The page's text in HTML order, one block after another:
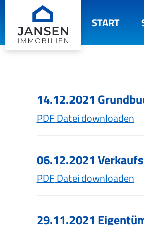
START
14.12.2021
PDF Datei downloaden
06.12.2021
PDFDatei downloaden
29.11.2021